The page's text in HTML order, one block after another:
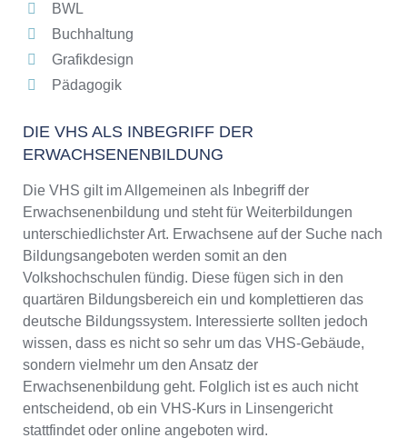
BWL
Buchhaltung
Grafikdesign
Pädagogik
DIE VHS ALS INBEGRIFF DER
ERWACHSENENBILDUNG
Die VHS gilt im Allgemeinen als Inbegriff der
Erwachsenenbildung und steht für Weiterbildungen
unterschiedlichster Art. Erwachsene auf der Suche nach
Bildungsangeboten werden somit an den
Volkshochschulen fündig. Diese fügen sich in den
quartären Bildungsbereich ein und komplettieren das
deutsche Bildungssystem. Interessierte sollten jedoch
wissen, dass es nicht so sehr um das VHS-Gebäude,
sondern vielmehr um den Ansatz der
Erwachsenenbildung geht. Folglich ist es auch nicht
entscheidend, ob ein VHS-Kurs in Linsengericht
stattfindet oder online angeboten wird.